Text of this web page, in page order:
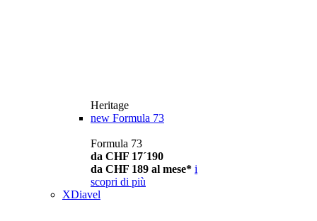
Heritage
new Formula 73
Formula 73
da CHF 17´190
da CHF 189 al mese* i
scopri di più
XDiavel